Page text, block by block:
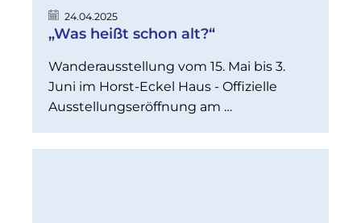
24.04.2025
„Was heißt schon alt?“
Wanderausstellung vom 15. Mai bis 3.
Juni im Horst-Eckel Haus - Offizielle
Ausstellungseröffnung am …